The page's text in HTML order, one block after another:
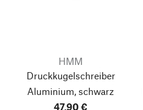
HMM
Druckkugelschreiber
Aluminium, schwarz
47,90 €